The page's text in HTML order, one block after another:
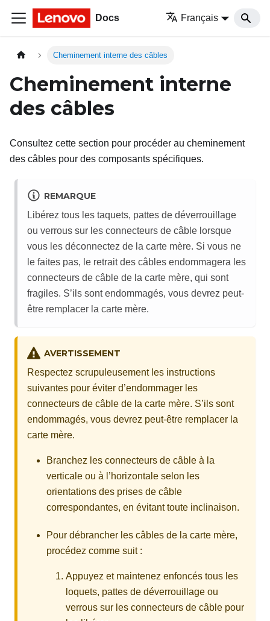
Docs Français
Cheminement interne des câbles
Cheminement interne
des câbles
Consultez cette section pour procéder au cheminement
des câbles pour des composants spécifiques.
REMARQUE
Libérez tous les taquets, pattes de déverrouillage
ou verrous sur les connecteurs de câble lorsque
vous les déconnectez de la carte mère. Si vous ne
le faites pas, le retrait des câbles endommagera les
connecteurs de câble de la carte mère, qui sont
fragiles. S’ils sont endommagés, vous devrez peut-
être remplacer la carte mère.
AVERTISSEMENT
Respectez scrupuleusement les instructions
suivantes pour éviter d’endommager les
connecteurs de câble de la carte mère. S’ils sont
endommagés, vous devrez peut-être remplacer la
carte mère.
Branchez les connecteurs de câble à la
verticale ou à l’horizontale selon les
orientations des prises de câble
correspondantes, en évitant toute inclinaison.
Pour débrancher les câbles de la carte mère,
procédez comme suit :
Appuyez et maintenez enfoncés tous les
loquets, pattes de déverrouillage ou
verrous sur les connecteurs de câble pour